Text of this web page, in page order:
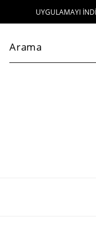
UYGULAMAYI İNDİR, 1000 TL